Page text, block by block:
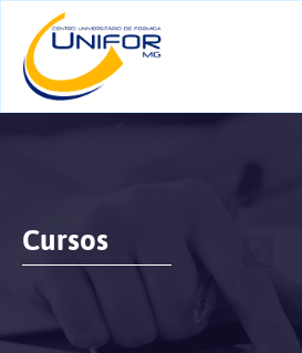
Cursos